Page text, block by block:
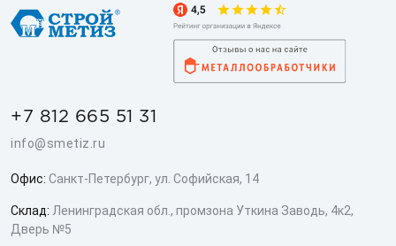
+7 812 665 51 31
info@smetiz.ru
Офис: Санкт-Петербург, ул. Софийская, 14
Склад: Ленинградская обл., промзона Уткина Заводь, 4к2,
Дверь №5